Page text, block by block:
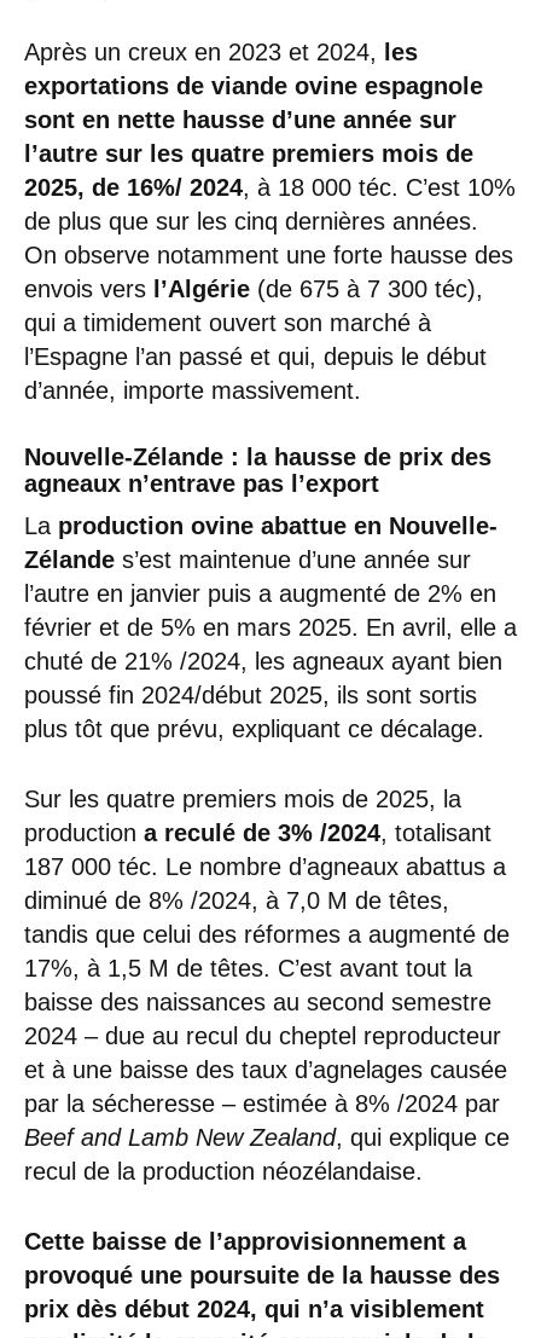
Après un creux en 2023 et 2024,
les
exportations de viande ovine espagnole
sont en nette hausse d’une année sur
l’autre sur les quatre premiers mois de
2025, de 16%/ 2024, à 18 000 téc. C’est 10%
de plus que sur les cinq dernières années.
On observe notamment une forte hausse des
envois vers l’Algérie (de 675 à 7 300 téc),
qui a timidement ouvert son marché à
l’Espagne l’an passé et qui, depuis le début
d’année, importe massivement.
Nouvelle-Zélande : la hausse de prix des
agneaux n’entrave pas l’export
La production ovine abattue en Nouvelle-
Zélande s’est maintenue d’une année sur
l’autre en janvier puis a augmenté de 2% en
février et de 5% en mars 2025. En avril, elle a
chuté de 21% /2024, les agneaux ayant bien
poussé fin 2024/début 2025, ils sont sortis
plus tôt que prévu, expliquant ce décalage.
Sur les quatre premiers mois de 2025, la
production a reculé de 3% /2024, totalisant
187 000 téc. Le nombre d’agneaux abattus a
diminué de 8% /2024, à 7,0 M de têtes,
tandis que celui des réformes a augmenté de
17%, à 1,5 M de têtes. C’est avant tout la
baisse des naissances au second semestre
2024 – due au recul du cheptel reproducteur
et à une baisse des taux d’agnelages causée
par la sécheresse – estimée à 8% /2024 par
Beef and Lamb New Zealand, qui explique ce
recul de la production néozélandaise.
Cette baisse de l’approvisionnement a
provoqué une poursuite de la hausse des
prix dès début 2024, qui n’a visiblement